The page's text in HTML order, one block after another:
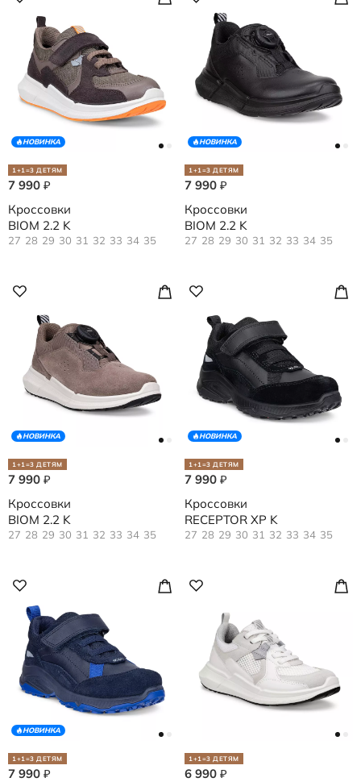
НОВИНКА
1+1=3 ДЕТЯМ
7 990 ₽
Кроссовки
BIOM 2.2 K
27 28 29 30 31 32 33 34 35
НОВИНКА
1+1=3 ДЕТЯМ
7 990 ₽
Кроссовки
BIOM 2.2 K
27 28 29 30 31 32 33 34 35
НОВИНКА
1+1=3 ДЕТЯМ
7 990 ₽
Кроссовки
BIOM 2.2 K
27 28 29 30 31 32 33 34 35
НОВИНКА
1+1=3 ДЕТЯМ
7 990 ₽
Кроссовки
RECEPTOR XP K
27 28 29 30 31 32 33 34 35
НОВИНКА
1+1=3 ДЕТЯМ
7 990 ₽
1+1=3 ДЕТЯМ
6 990 ₽